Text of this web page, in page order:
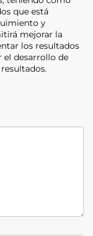
que está
y
mejorar la
los resultados
el desarrollo de